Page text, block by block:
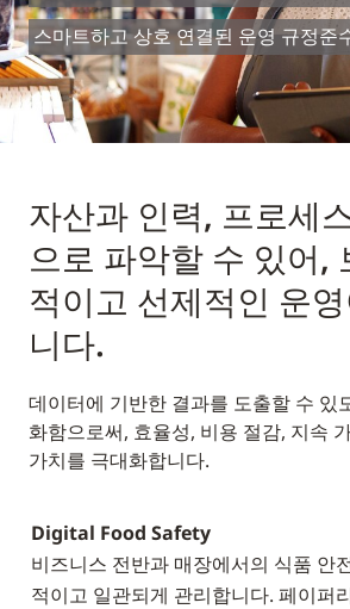
스마트하고 상호 연결된 운영 규정준
자산과 인력, 프로세
으로 파악할 수 있어,
적이고 선제적인 운
니다.
데이터에 기반한 결과를 도출할 수 있
화함으로써, 효율성, 비용 절감, 지속
가치를 극대화합니다.
Digital Food Safety
비즈니스 전반과 매장에서의 식품 안
적이고 일관되게 관리합니다. 페이퍼